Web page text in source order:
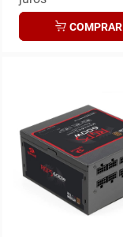
COMPRAR